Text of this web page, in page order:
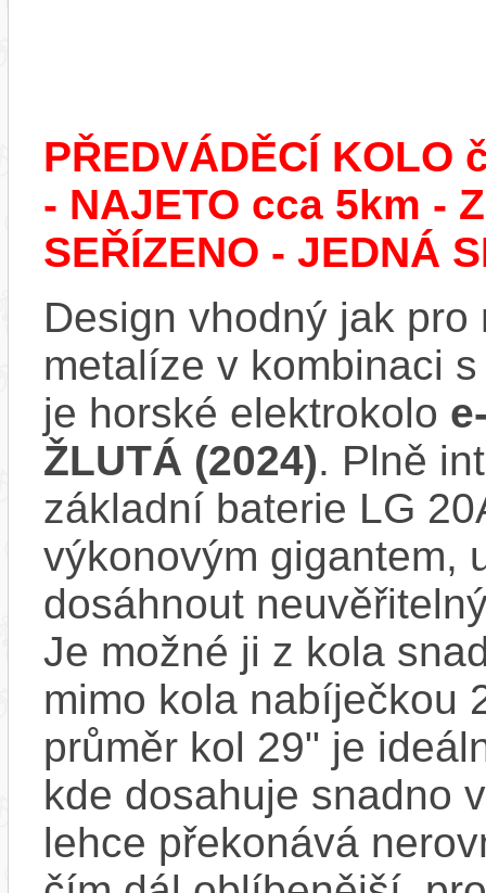
PŘEDVÁDĚCÍ KOLO
- NAJETO cca 5km -
SEŘÍZENO - JEDNÁ
Design vhodný jak
metalíze v kombinaci
je horské elektrokolo
ŽLUTÁ (2024). Plně
základní baterie LG
výkonovým gigantem,
dosáhnout
Je možné ji z kola
mimo kola nabíječkou
průměr kol 29" je
kde dosahuje snadno
lehce překonává